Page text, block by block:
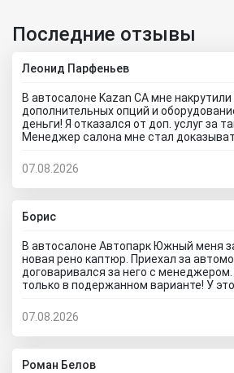
Последние отзывы
Леонид Парфеньев
В автосалоне Kazan CA мне
дополнительных опций и
деньги! Я отказался от доп. услуг за
Менеджер салона мне стал
происходит?! Отчего это
кидалово! Оставил салон без
хотел его приобретать с допами за
вам не советую!
07.08.2026
Борис
В автосалоне Автопарк Южный меня
новая рено каптюр. Приехал за
договаривался за него с
только в подержанном варианте! У
советовал бы вам приезжать в этот
Гражданскую 1Д в Ставрополь,
обман! Они только на сайте большой
шикарными ценами, на деле мелкая
покупателей.
07.08.2026
Роман Белов